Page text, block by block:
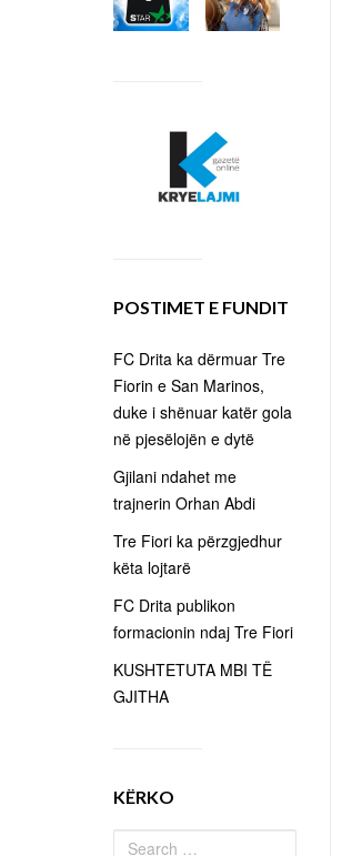
POSTIMET E FUNDIT
FC Drita ka dërmuar Tre
Fiorin e San Marinos,
duke i shënuar katër gola
në pjesëlojën e dytë
Gjilani ndahet me
trajnerin Orhan Abdi
Tre Fiori ka përzgjedhur
këta lojtarë
FC Drita publikon
formacionin ndaj Tre Fiori
KUSHTETUTA MBI TË
GJITHA
KËRKO